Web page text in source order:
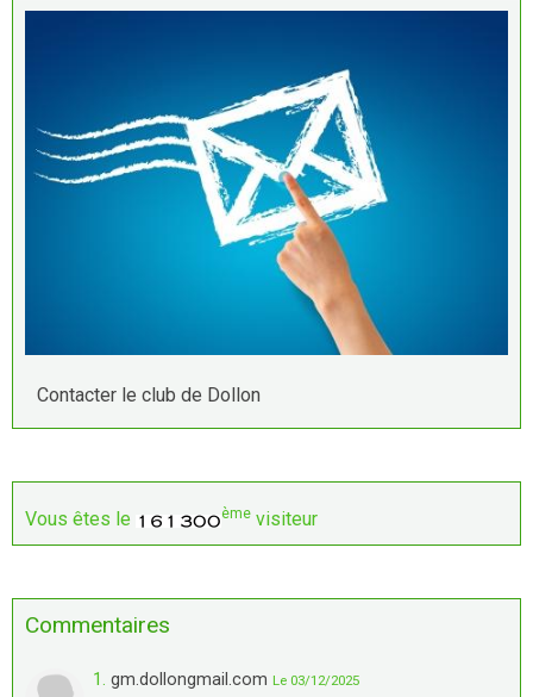
Contacter le club de Dollon
Vous êtes le ème visiteur
Commentaires
1. gm.dollongmail.com Le 03/12/2025